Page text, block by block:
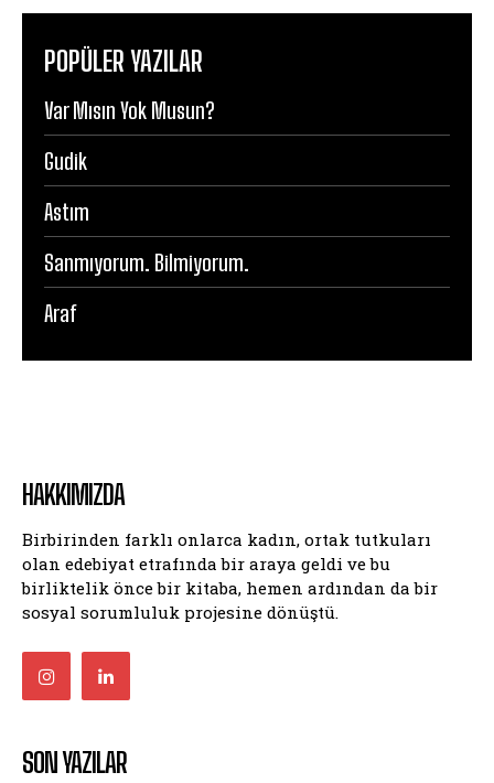
POPÜLER YAZILAR
Var Mısın Yok Musun?
Gudik
Astım
Sanmıyorum. Bilmiyorum.
Araf
HAKKIMIZDA
Birbirinden farklı onlarca kadın, ortak tutkuları
olan edebiyat etrafında bir araya geldi ve bu
birliktelik önce bir kitaba, hemen ardından da bir
sosyal sorumluluk projesine dönüştü.
SON YAZILAR